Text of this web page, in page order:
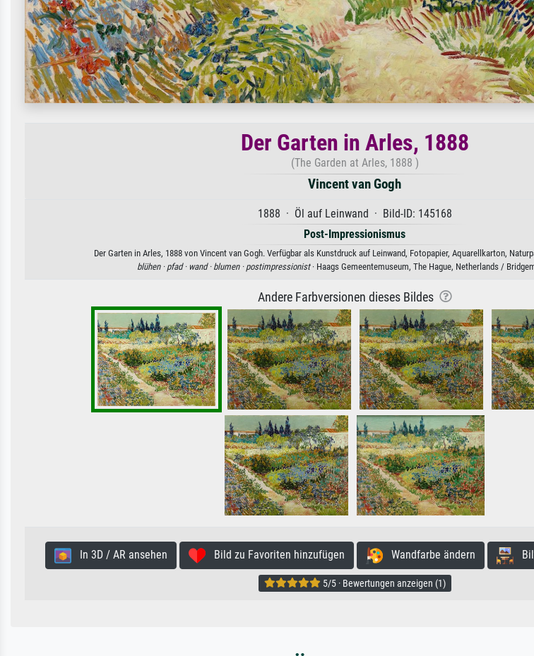
Der Garten in Arles, 1888
(The Garden at Arles, 1888 )
Vincent van Gogh
1888 · Öl auf Leinwand · Bild-ID: 145168
Post-Impressionismus
Der Garten in Arles, 1888 von Vincent van Gogh. Verfügbar als Kunstdruck auf Leinwand, Fotopapier, Aquarellkarton,
blühen · pfad · wand · blumen · postimpressionist· Haags Gemeentemuseum, The Hague, Netherlands /
Andere Farbversionen dieses Bildes
In 3D / AR ansehen Bild zu Favoriten hinzufügen Wandfarbe ändern Bild
5/5 · Bewertungen anzeigen (1)